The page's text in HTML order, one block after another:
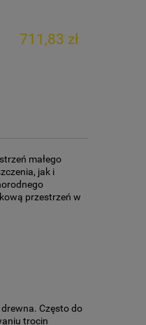
711,83 zł
małego
jak i
przestrzeń w
Często do
trocin